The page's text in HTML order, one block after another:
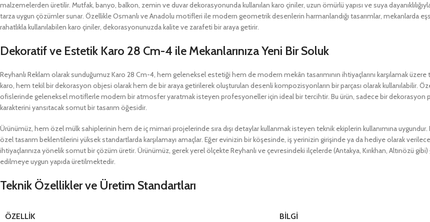
malzemelerden üretilir. Mutfak, banyo, balkon, zemin ve duvar dekorasyonunda kullanılan karo çiniler, uzun ömürlü yapısı ve suya
tarza uygun çözümler sunar. Özellikle Osmanlı ve Anadolu motifleri ile modern geometrik desenlerin harmanlandığı tasarımlar, mekanlarda
rahatlıkla kullanılabilen karo çiniler, dekorasyonunuzda kalite ve zarafeti bir araya getirir.
Dekoratif ve Estetik Karo 28 Cm-4 ile Mekanlarınıza Yeni Bir Soluk
Reyhanlı Reklam olarak sunduğumuz Karo 28 Cm-4, hem geleneksel estetiği hem de modern mekân tasarımının ihtiyaçlarını karşılamak
karo, hem tekil bir dekorasyon objesi olarak hem de bir araya getirilerek oluşturulan desenli kompozisyonların bir parçası olarak kullanılabilir.
ofislerinde geleneksel motiflerle modern bir atmosfer yaratmak isteyen profesyoneller için ideal bir tercihtir. Bu ürün, sadece bir dekorasyon
karakterini yansıtacak somut bir tasarım öğesidir.
Ürünümüz, hem özel mülk sahiplerinin hem de iç mimari projelerinde sıra dışı detaylar kullanmak isteyen teknik ekiplerin kullanımına
özel tasarım beklentilerini yüksek standartlarda karşılamayı amaçlar. Eğer evinizin bir köşesinde, iş yerinizin girişinde ya da hediye olarak
ihtiyaçlarınıza yönelik somut bir çözüm üretir. Ürünümüz, gerek yerel ölçekte Reyhanlı ve çevresindeki ilçelerde (Antakya, Kırıkhan, Altınözü gibi)
edilmeye uygun yapıda üretilmektedir.
Teknik Özellikler ve Üretim Standartları
ÖZELLIK BILGI